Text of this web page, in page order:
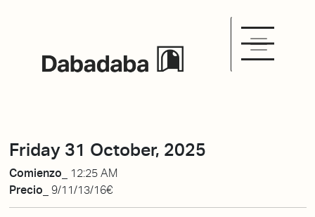
Friday 31 October, 2025
Comienzo_
12:25 AM
Precio_ 9/11/13/16€